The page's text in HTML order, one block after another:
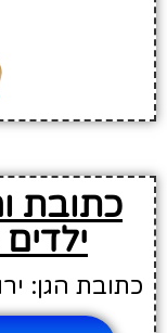
כתובת
כתובת הגן: